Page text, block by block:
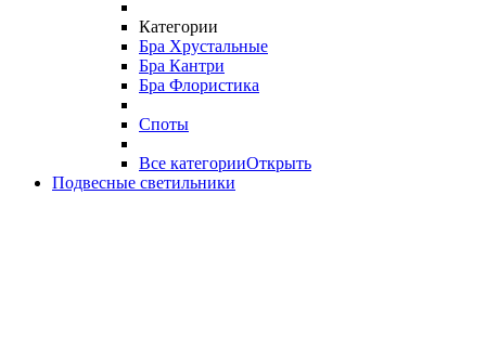
Категории
Бра Хрустальные
Бра Кантри
Бра Флористика
Споты
Все категорииОткрыть
Подвесные светильники